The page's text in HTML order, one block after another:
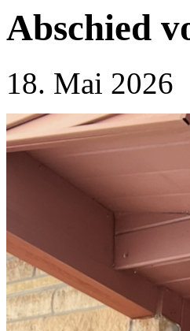
Abschied
18. Mai 2026